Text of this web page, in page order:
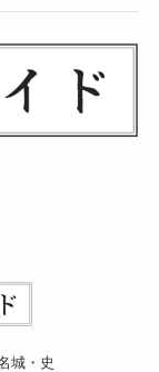
城・史